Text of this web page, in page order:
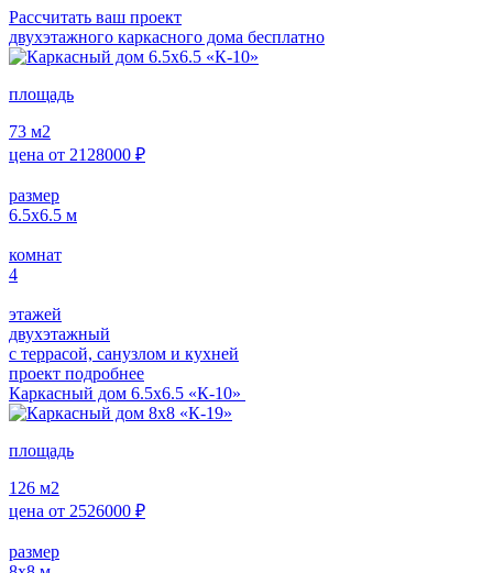
Рассчитать ваш проект
двухэтажного каркасного дома бесплатно
площадь
73 м2
цена от 2128000 ₽
размер
6.5х6.5 м
комнат
4
этажей
двухэтажный
с террасой, санузлом и кухней
проект подробнее
Каркасный дом 6.5х6.5 «К-10»
площадь
126 м2
цена от 2526000 ₽
размер